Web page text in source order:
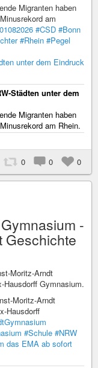
Migranten haben
am
#CSD #Bonn
#Rhein #Pegel
unter dem Eindruck
Städten unter dem
Migranten haben
am Rhein.
0 0 0
-
Geschichte
Moritz-Arndt
Gymnasium.
Moritz-Arndt
Hausdorff
#Schule #NRW
das EMA ab sofort